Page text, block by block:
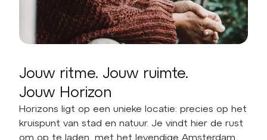
Jouw ritme. Jouw ruimte.
Jouw Horizon
Horizons ligt op een unieke locatie: precies op het
kruispunt van stad en natuur. Je vindt hier de rust
om op te laden, met het levendige Amsterdam